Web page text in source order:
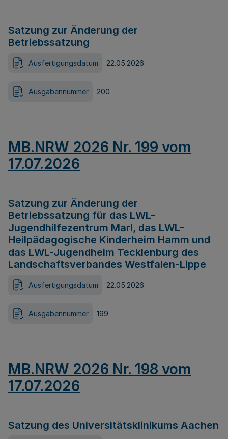
Satzung zur Änderung der
Betriebssatzung
Ausfertigungsdatum 22.05.2026
Ausgabennummer 200
MB.NRW 2026 Nr. 199 vom
17.07.2026
Satzung zur Änderung der
Betriebssatzung für das LWL-
Jugendhilfezentrum Marl, das LWL-
Heilpädagogische Kinderheim Hamm und
das LWL-Jugendheim Tecklenburg des
Landschaftsverbandes Westfalen-Lippe
Ausfertigungsdatum 22.05.2026
Ausgabennummer 199
MB.NRW 2026 Nr. 198 vom
17.07.2026
Satzung des Universitätsklinikums Aachen